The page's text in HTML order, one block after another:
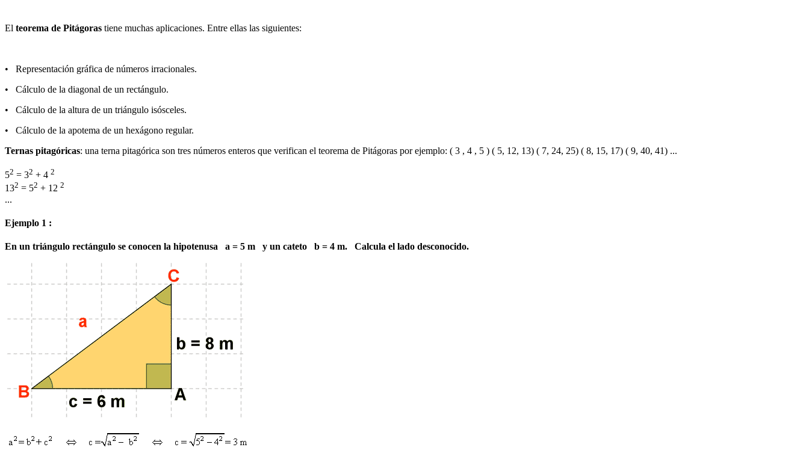
El teorema de Pitágoras tiene muchas aplicaciones. Entre ellas las siguientes:
• Representación gráfica de números irracionales.
• Cálculo de la diagonal de un rectángulo.
• Cálculo de la altura de un triángulo isósceles.
• Cálculo de la apotema de un hexágono regular.
Ternas pitagóricas: una terna pitagórica son tres números enteros que verifican el teorema de Pitágoras por ejemplo: ( 3 , 4 , 5 ) ( 5, 12, 13) ( 7, 24, 25) ( 8, 15, 17) ( 9, 40, 41) ...
52 = 32 + 4 2
132 = 52 + 12 2
...
Ejemplo 1 :
En un triángulo rectángulo se conocen la hipotenusa a = 5 m y un cateto b = 4 m. Calcula el lado desconocido.